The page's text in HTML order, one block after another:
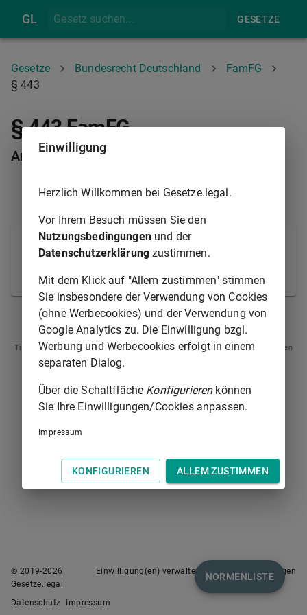
GL GESETZE
Gesetze Bundesrecht Deutschland
FamFG
§ 443
§ 443 FamFG
Antragsberechtigter
Antragsberechtigt ist derjenige, der das Grundstück
seit der in § 927 des Bürgerlichen Gesetzbuchs
bestimmten Zeit im Eigenbesitz hat.
§ 442 § 444
Tipp
: Swipen Sie auf dem Bildschirm links oder rechts zur Navigation zwischen
NORMENLISTE
© 2019-2026
Gesetze.legal
Einwilligung(en) verwalten Nutzungsbedingungen
Datenschutz Impressum
Einwilligung
Herzlich Willkommen bei Gesetze.legal.
Vor Ihrem Besuch müssen Sie den
Nutzungsbedingungenund der
Datenschutzerklärung zustimmen.
Mit dem Klick auf "Allem zustimmen" stimmen
Sie insbesondere der Verwendung von Cookies
(ohne Werbecookies) und der Verwendung von
Google Analytics zu. Die Einwilligung bzgl.
Werbung und Werbecookies erfolgt in einem
separaten Dialog.
Über die Schaltfläche Konfigurierenkönnen
Sie Ihre Einwilligungen/Cookies anpassen.
Impressum
KONFIGURIEREN ALLEM ZUSTIMMEN